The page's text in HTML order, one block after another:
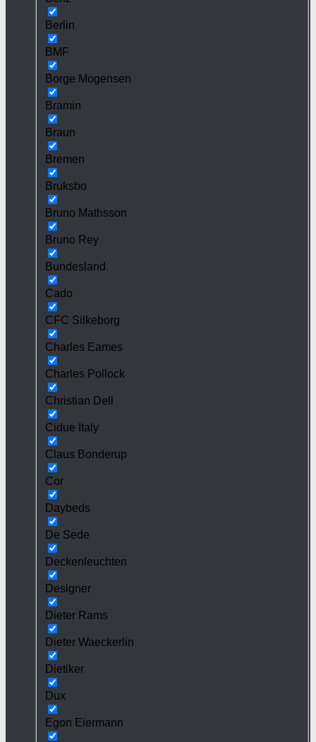
Berlin
BMF
Borge Mogensen
Bramin
Braun
Bremen
Bruksbo
Bruno Mathsson
Bruno Rey
Bundesland
Cado
CFC Silkeborg
Charles Eames
Charles Pollock
Christian Dell
Cidue Italy
Claus Bonderup
Cor
Daybeds
De Sede
Deckenleuchten
Designer
Dieter Rams
Dieter Waeckerlin
Dietiker
Dux
Egon Eiermann